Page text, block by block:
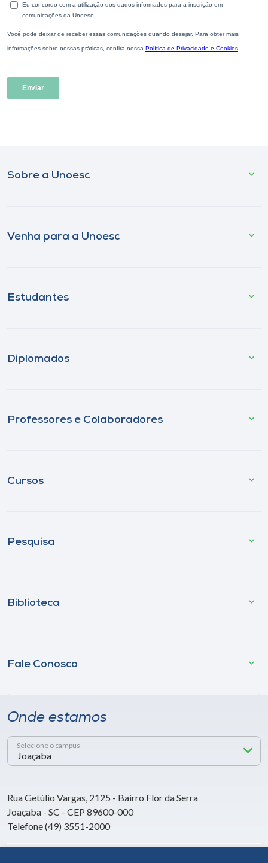
Sobre a Unoesc
Venha para a Unoesc
Estudantes
Diplomados
Professores e Colaboradores
Cursos
Pesquisa
Biblioteca
Fale Conosco
Onde estamos
Selecione o campus
Rua Getúlio Vargas, 2125 - Bairro Flor da Serra
Joaçaba - SC - CEP 89600-000
Telefone (49) 3551-2000